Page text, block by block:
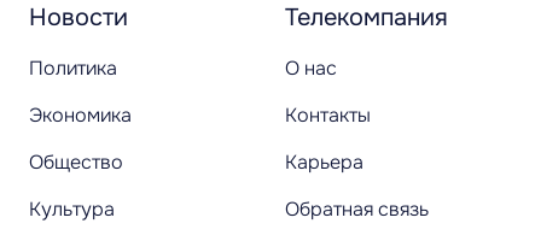
Новости
Политика
Экономика
Общество
Культура
Телекомпания
О нас
Контакты
Карьера
Обратная связь